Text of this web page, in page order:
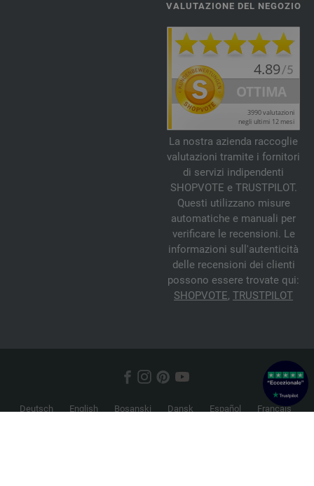
VALUTAZIONE DEL NEGOZIO
La nostra azienda raccoglie
valutazioni tramite i fornitori
di servizi indipendenti
SHOPVOTE e TRUSTPILOT.
Questi utilizzano misure
automatiche e manuali per
verificare le recensioni. Le
informazioni sull'autenticità
delle recensioni dei clienti
possono essere trovate qui:
SHOPVOTE, TRUSTPILOT
Deutsch English Bosanski Dansk Español
Français